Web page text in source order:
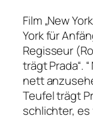
Film „New
York für
Regisseur
trägt Prada“.
nett
Teufel trägt
schlichter, es